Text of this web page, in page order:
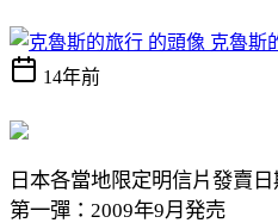
克魯斯
14年前
日本各當地限定明信片發賣日
第一彈：2009年9月発売